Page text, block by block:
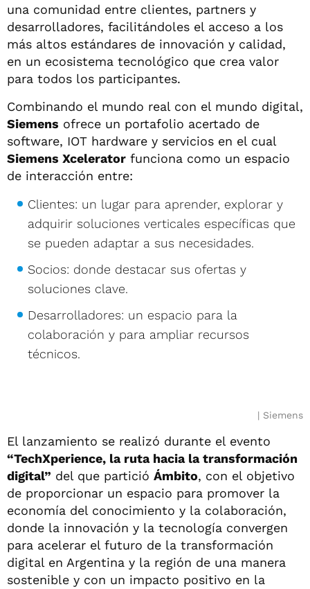
una comunidad entre clientes, partners y
desarrolladores, facilitándoles el acceso a los
más altos estándares de innovación y calidad,
en un ecosistema tecnológico que crea valor
para todos los participantes.
Combinando el mundo real con el mundo digital,
Siemens ofrece un portafolio acertado de
software, IOT hardware y servicios en el cual
Siemens Xcelerator funciona como un espacio
de interacción entre:
Clientes: un lugar para aprender, explorar y
adquirir soluciones verticales específicas que
se pueden adaptar a sus necesidades.
Socios: donde destacar sus ofertas y
soluciones clave.
Desarrolladores: un espacio para la
colaboración y para ampliar recursos
técnicos.
Siemens
El lanzamiento se realizó durante el evento
“TechXperience, la ruta hacia la transformación
digital” del que partició Ámbito, con el objetivo
de proporcionar un espacio para promover la
economía del conocimiento y la colaboración,
donde la innovación y la tecnología convergen
para acelerar el futuro de la transformación
digital en Argentina y la región de una manera
sostenible y con un impacto positivo en la